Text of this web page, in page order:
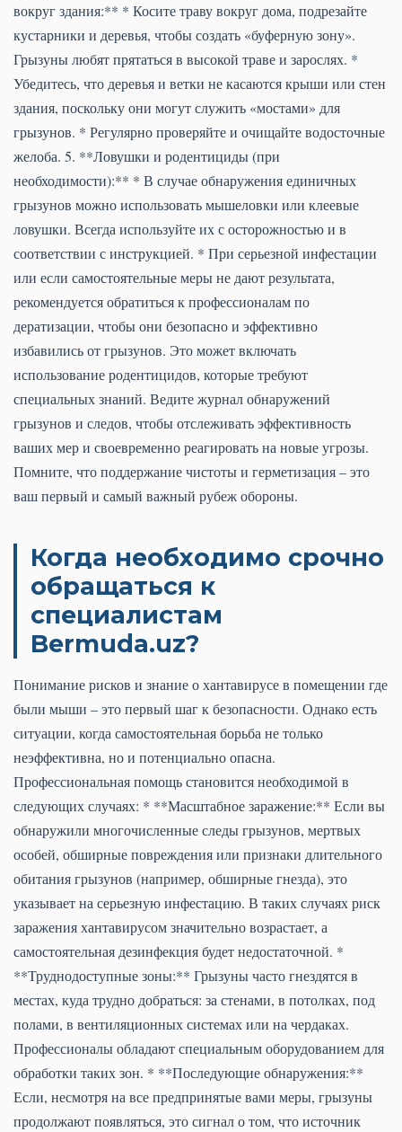
вокруг здания:** * Косите траву вокруг дома, подрезайте
кустарники и деревья, чтобы создать «буферную зону».
Грызуны любят прятаться в высокой траве и зарослях. *
Убедитесь, что деревья и ветки не касаются крыши или стен
здания, поскольку они могут служить «мостами» для
грызунов. * Регулярно проверяйте и очищайте водосточные
желоба. 5. **Ловушки и родентициды (при
необходимости):** * В случае обнаружения единичных
грызунов можно использовать мышеловки или клеевые
ловушки. Всегда используйте их с осторожностью и в
соответствии с инструкцией. * При серьезной инфестации
или если самостоятельные меры не дают результата,
рекомендуется обратиться к профессионалам по
дератизации, чтобы они безопасно и эффективно
избавились от грызунов. Это может включать
использование родентицидов, которые требуют
специальных знаний. Ведите журнал обнаружений
грызунов и следов, чтобы отслеживать эффективность
ваших мер и своевременно реагировать на новые угрозы.
Помните, что поддержание чистоты и герметизация – это
ваш первый и самый важный рубеж обороны.
Когда необходимо срочно
обращаться к
специалистам
Bermuda.uz?
Понимание рисков и знание о хантавирусе в помещении где
были мыши – это первый шаг к безопасности. Однако есть
ситуации, когда самостоятельная борьба не только
неэффективна, но и потенциально опасна.
Профессиональная помощь становится необходимой в
следующих случаях: * **Масштабное заражение:** Если вы
обнаружили многочисленные следы грызунов, мертвых
особей, обширные повреждения или признаки длительного
обитания грызунов (например, обширные гнезда), это
указывает на серьезную инфестацию. В таких случаях риск
заражения хантавирусом значительно возрастает, а
самостоятельная дезинфекция будет недостаточной. *
**Труднодоступные зоны:** Грызуны часто гнездятся в
местах, куда трудно добраться: за стенами, в потолках, под
полами, в вентиляционных системах или на чердаках.
Профессионалы обладают специальным оборудованием для
обработки таких зон. * **Последующие обнаружения:**
Если, несмотря на все предпринятые вами меры, грызуны
продолжают появляться, это сигнал о том, что источник